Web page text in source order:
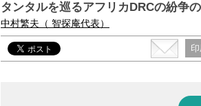
タンタルを巡るアフリカDRCの紛争
中村繁夫 （ 智探庵代表）